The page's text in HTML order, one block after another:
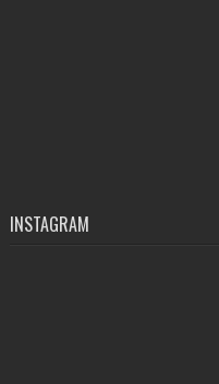
INSTAGRAM